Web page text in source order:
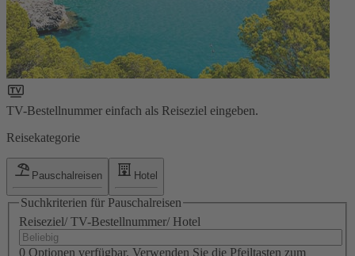
TV-Bestellnummer einfach als Reiseziel eingeben.
Reisekategorie
Pauschalreisen Hotel
Suchkriterien für Pauschalreisen
Reiseziel/ TV-Bestellnummer/ Hotel
0 Optionen verfügbar. Verwenden Sie die Pfeiltasten zum